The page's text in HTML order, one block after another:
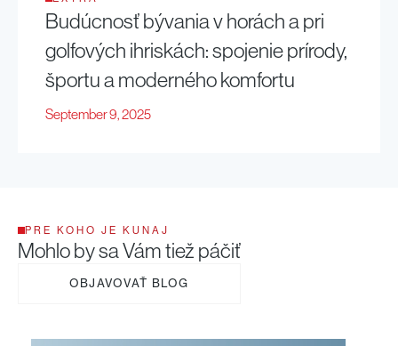
Budúcnosť bývania v horách a pri
golfových ihriskách: spojenie prírody,
športu a moderného komfortu
September 9, 2025
PRE KOHO JE KUNAJ
Mohlo by sa Vám tiež páčiť
OBJAVOVAŤ BLOG